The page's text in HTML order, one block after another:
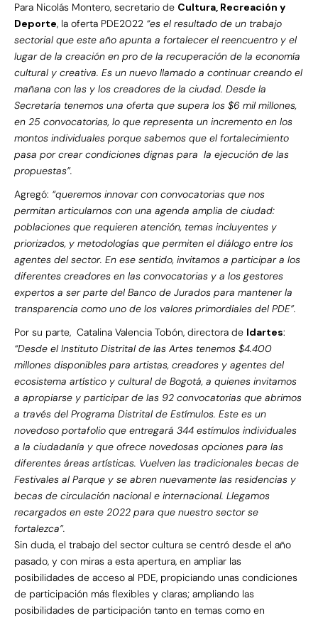
Para Nicolás Montero, secretario de Cultura, Recreación y
Deporte, la oferta PDE2022 “es el resultado de un trabajo
sectorial que este año apunta a fortalecer el reencuentro y el
lugar de la creación en pro de la recuperación de la economía
cultural y creativa. Es un nuevo llamado a continuar creando el
mañana con las y los creadores de la ciudad. Desde la
Secretaría tenemos una oferta que supera los $6 mil millones,
en 25 convocatorias, lo que representa un incremento en los
montos individuales porque sabemos que el fortalecimiento
pasa por crear condiciones dignas para la ejecución de las
propuestas”.
Agregó: “queremos innovar con convocatorias que nos
permitan articularnos con una agenda amplia de ciudad:
poblaciones que requieren atención, temas incluyentes y
priorizados, y metodologías que permiten el diálogo entre los
agentes del sector. En ese sentido, invitamos a participar a los
diferentes creadores en las convocatorias y a los gestores
expertos a ser parte del Banco de Jurados para mantener la
transparencia como uno de los valores primordiales del PDE”.
Por su parte, Catalina Valencia Tobón, directora de Idartes:
“Desde el Instituto Distrital de las Artes tenemos $4.400
millones disponibles para artistas, creadores y agentes del
ecosistema artístico y cultural de Bogotá, a quienes invitamos
a apropiarse y participar de las 92 convocatorias que abrimos
a través del Programa Distrital de Estímulos. Este es un
novedoso portafolio que entregará 344 estímulos individuales
a la ciudadanía y que ofrece novedosas opciones para las
diferentes áreas artísticas. Vuelven las tradicionales becas de
Festivales al Parque y se abren nuevamente las residencias y
becas de circulación nacional e internacional. Llegamos
recargados en este 2022 para que nuestro sector se
fortalezca”.
Sin duda, el trabajo del sector cultura se centró desde el año
pasado, y con miras a esta apertura, en ampliar las
posibilidades de acceso al PDE, propiciando unas condiciones
de participación más flexibles y claras; ampliando las
posibilidades de participación tanto en temas como en